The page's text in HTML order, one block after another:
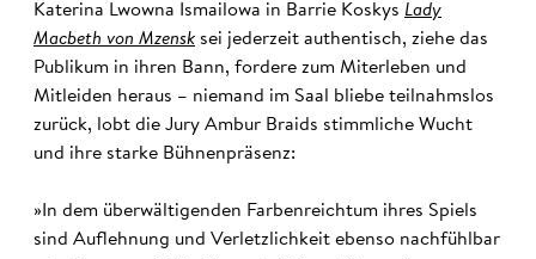
Katerina Lwowna Ismailowa in Barrie Koskys Lady
Macbeth von Mzensk sei jederzeit authentisch, ziehe das
Publikum in ihren Bann, fordere zum Miterleben und
Mitleiden heraus – niemand im Saal bliebe teilnahmslos
zurück, lobt die Jury Ambur Braids stimmliche Wucht
und ihre starke Bühnenpräsenz:
»In dem überwältigenden Farbenreichtum ihres Spiels
sind Auflehnung und Verletzlichkeit ebenso nachfühlbar